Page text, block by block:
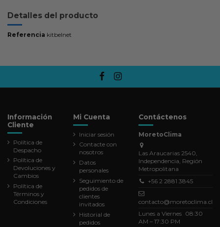
Detalles del producto
Referencia kitbelnet
Información
Cliente
Política de
Despacho
Política de
Devoluciones y
Cambios
Política de
Términos y
Condiciones
Mi Cuenta
Iniciar sesión
Contacte con
nosotros
Datos
personales
Seguimiento de
pedidos de
clientes
invitados
Historial de
pedidos
Contáctenos
MoretoClima
Las Araucarias 2540,
Independencia, Región
Metropolitana
+56 2 2881 3845
contacto@moretoclima.cl
Lunes a Viernes 08:30
AM – 17:30 PM